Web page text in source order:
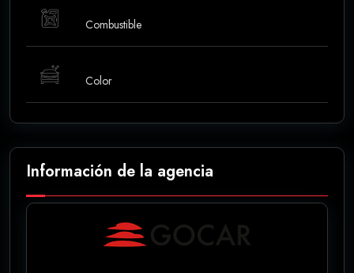
Combustible
Color
Información de la agencia